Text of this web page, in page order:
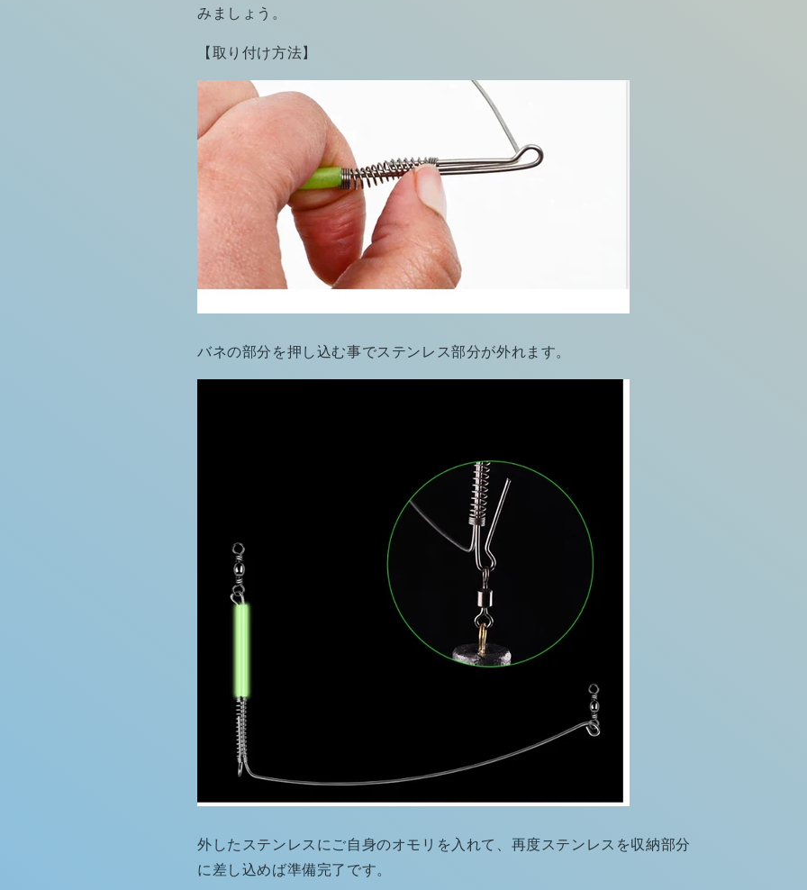
みましょう。
【取り付け方法】
バネの部分を押し込む事でステンレス部分が外れます。
外したステンレスにご自身のオモリを入れて、再度ステンレスを収納部分
に差し込めば準備完了です。